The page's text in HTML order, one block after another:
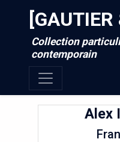
[GAUTIER
Collection
contemporain
Alex